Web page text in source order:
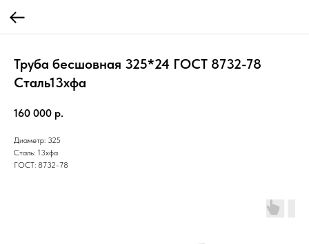
Труба бесшовная 325*24 ГОСТ 8732-78
Cталь13хфа
160 000 р.
Диаметр: 325
Сталь: 13хфа
ГОСТ: 8732-78